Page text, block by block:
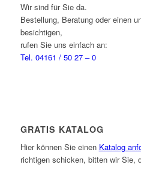
Wir sind für Sie da.
Bestellung, Beratung oder einen
besichtigen,
rufen Sie uns einfach an:
Tel. 04161 / 50 27 – 0
GRATIS KATALOG
Hier können Sie einen Katalog
richtigen schicken, bitten wir Sie,